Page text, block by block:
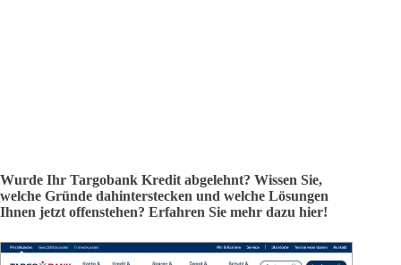
Wurde Ihr Targobank Kredit abgelehnt? Wissen Sie,
welche Gründe dahinterstecken und welche Lösungen
Ihnen jetzt offenstehen? Erfahren Sie mehr dazu hier!